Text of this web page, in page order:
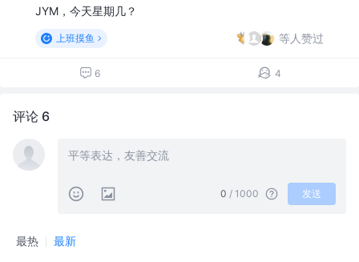
JYM，今天星期几？
上班摸鱼 等人赞过
6 4
评论 6
0 / 1000 发送
最热 最新